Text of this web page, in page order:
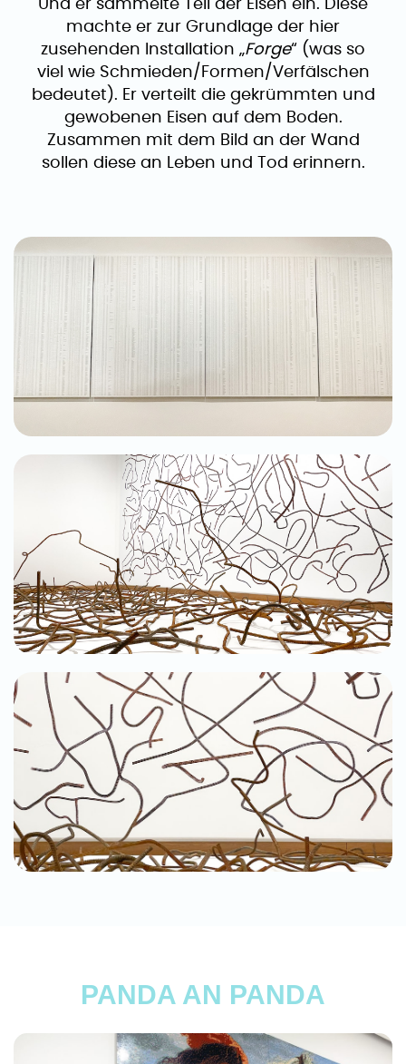
Und er sammelte Teil der Eisen ein. Diese
machte er zur Grundlage der hier
zusehenden Installation „Forge“ (was so
viel wie Schmieden/Formen/Verfälschen
bedeutet). Er verteilt die gekrümmten und
gewobenen Eisen auf dem Boden.
Zusammen mit dem Bild an der Wand
sollen diese an Leben und Tod erinnern.
PANDA AN PANDA